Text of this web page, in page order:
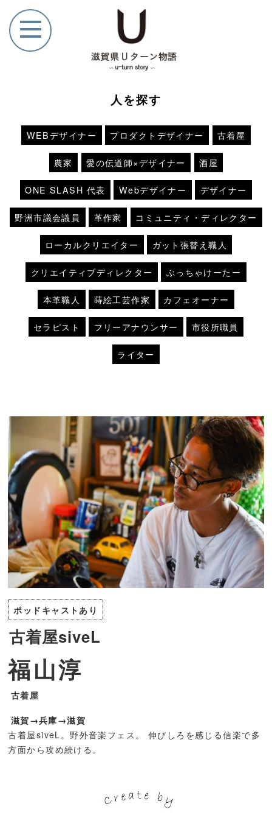
人を探す
WEBデザイナー プロダクトデザイナー 古着屋
農家 愛の伝道師×デザイナー 酒屋
ONE SLASH 代表 Webデザイナー デザイナー
野洲市議会議員 革作家 コミュニティ・ディレクター
ローカルクリエイター ガット張替え職人
クリエイティブディレクター ぶっちゃけーたー
本革職人 蒔絵工芸作家 カフェオーナー
セラピスト フリーアナウンサー 市役所職員
ライター
ポッドキャストあり
古着屋siveL
福山淳
古着屋
滋賀→兵庫→滋賀
古着屋siveL。野外音楽フェス。 伸びしろを感じる信楽で多
方面から攻め続ける。